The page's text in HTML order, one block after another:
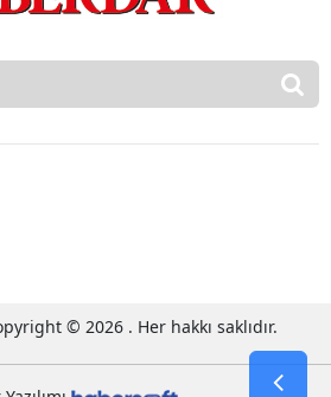
© 2026 . Her hakkı saklıdır.